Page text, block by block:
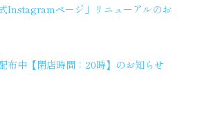
Instagramページ」リニューアルのお
布中【閉店時間：20時】のお知らせ